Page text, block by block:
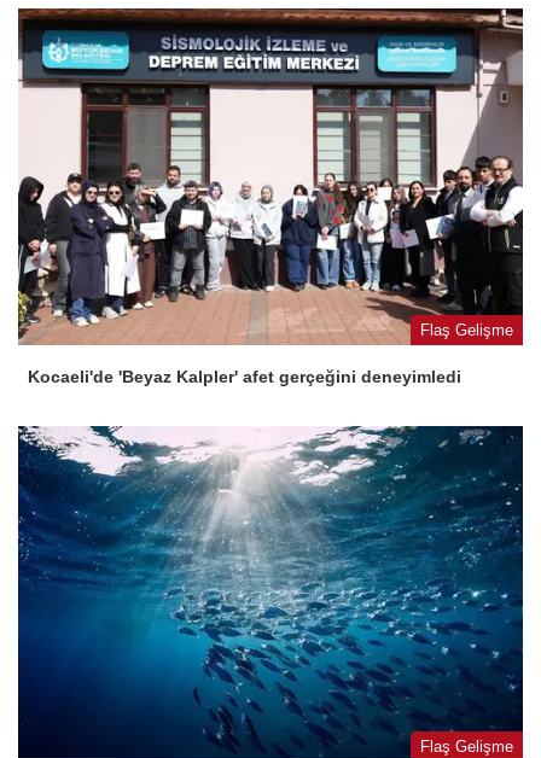
Flaş Gelişme
Kocaeli'de 'Beyaz Kalpler' afet gerçeğini deneyimledi
Flaş Gelişme